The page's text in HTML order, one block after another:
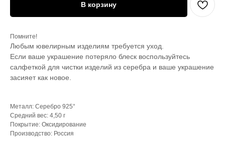
В корзину
Помните!
Любым ювелирным изделиям требуется уход.
Если ваше украшение потеряло блеск воспользуйтесь
салфеткой для чистки изделий из серебра и ваше украшение
засияет как новое.
Металл: Серебро 925°
Средний вес: 4,50 г
Покрытие: Оксидирование
Производство: Россия